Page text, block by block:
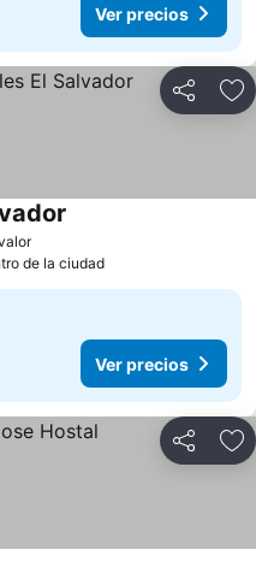
Ver precios
Compartir
de la ciudad
Ver precios
Compartir